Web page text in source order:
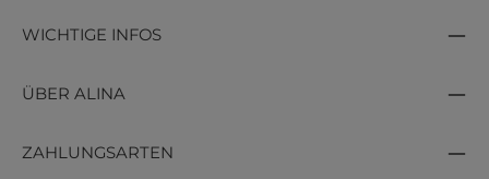
WICHTIGE INFOS
ÜBER ALINA
ZAHLUNGSARTEN